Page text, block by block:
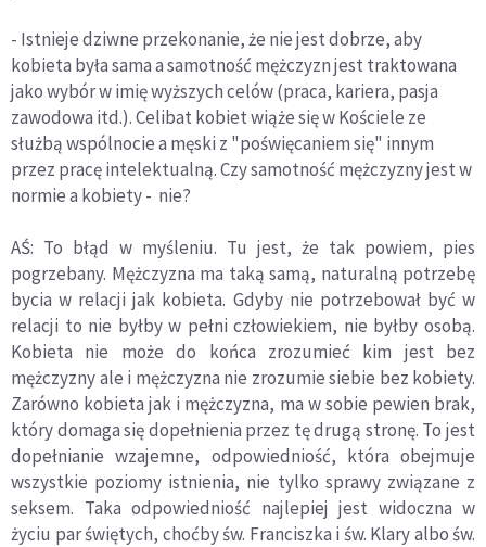
- Istnieje dziwne przekonanie, że nie jest dobrze, aby
kobieta była sama a samotność mężczyzn jest traktowana
jako wybór w imię wyższych celów (praca, kariera, pasja
zawodowa itd.). Celibat kobiet wiąże się w Kościele ze
służbą wspólnocie a męski z "poświęcaniem się" innym
przez pracę intelektualną. Czy samotność mężczyzny jest w
normie a kobiety - nie?
AŚ: To błąd w myśleniu. Tu jest, że tak powiem, pies
pogrzebany. Mężczyzna ma taką samą, naturalną potrzebę
bycia w relacji jak kobieta. Gdyby nie potrzebował być w
relacji to nie byłby w pełni człowiekiem, nie byłby osobą.
Kobieta nie może do końca zrozumieć kim jest bez
mężczyzny ale i mężczyzna nie zrozumie siebie bez kobiety.
Zarówno kobieta jak i mężczyzna, ma w sobie pewien brak,
który domaga się dopełnienia przez tę drugą stronę. To jest
dopełnianie wzajemne, odpowiedniość, która obejmuje
wszystkie poziomy istnienia, nie tylko sprawy związane z
seksem. Taka odpowiedniość najlepiej jest widoczna w
życiu par świętych, choćby św. Franciszka i św. Klary albo św.